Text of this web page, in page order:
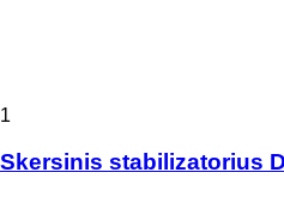
1
Skersinis stabilizatorius